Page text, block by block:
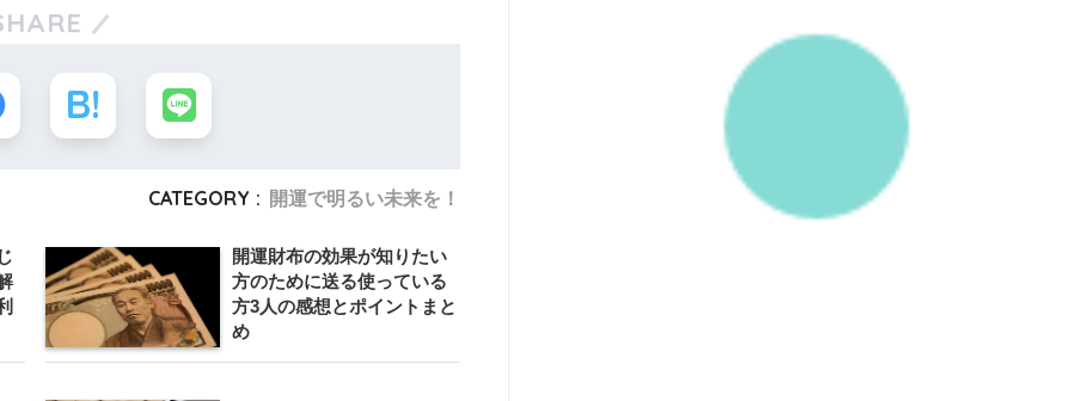
CATEGORY : 開運で明るい未来を！
開運財布の効果が知りたい
方のために送る使っている
方3人の感想とポイントまと
め